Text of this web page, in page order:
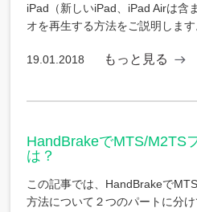
iPad（新しいiPad、iPad Airは含
オを再生する方法をご説明します
19.01.2018 もっと見る
HandBrakeでMTS/M2TS
は？
この記事では、HandBrakeで
方法について２つのパートに分